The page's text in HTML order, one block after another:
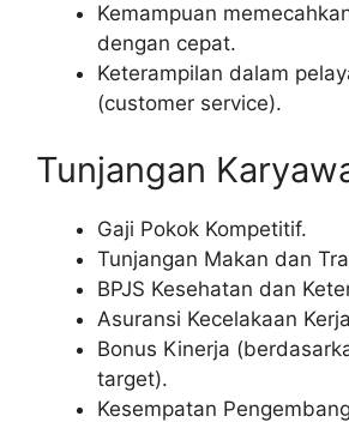
Kemampuan
dengan cepat.
Keterampilan dalam
(customer service).
Tunjangan
Gaji Pokok Kompetitif.
Tunjangan Makan dan
BPJS Kesehatan dan
Asuransi Kecelakaan
Bonus Kinerja
target).
Kesempatan